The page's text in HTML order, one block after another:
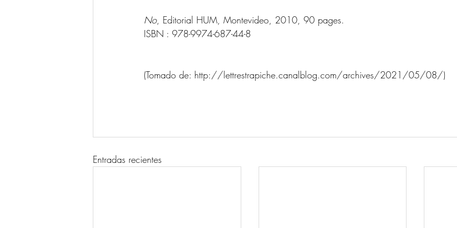
No, Editorial HUM, Montevideo, 2010, 90 pages.
ISBN : 978-9974-687-44-8
(Tomado de: http://lettrestrapiche.canalblog.com/archives/2021/05/08/)
Entradas recientes